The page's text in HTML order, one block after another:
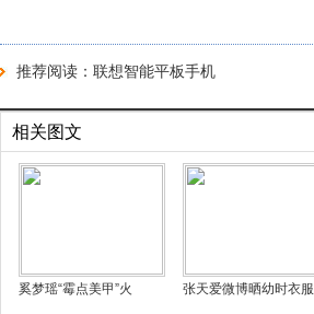
推荐阅读： 联想智能平板手机
相关图文
奚梦瑶“霉点美甲”火 张天爱微博晒幼时衣服